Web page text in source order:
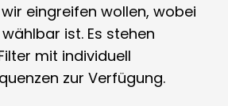
eingreifen wollen, wobei
ist. Es stehen
mit individuell
zur Verfügung.